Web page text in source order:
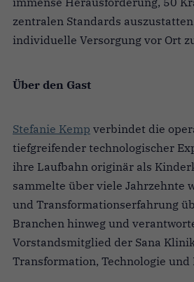
zentralen Standards
individuelle Versorgung vor Ort
Über den Gast
Stefanie Kemp verbindet die
tiefgreifender technologischer
ihre Laufbahn originär als
sammelte über viele Jahrzehnte
und Transformationserfahrung
Branchen hinweg und
Vorstandsmitglied der Sana
Transformation, Technologie und